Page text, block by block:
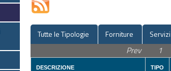
Tutte le Tipologie Forniture Servizi
Prev 1
DESCRIZIONE TIPO